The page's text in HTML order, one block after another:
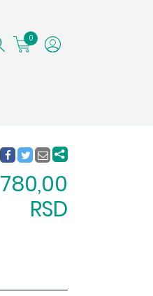
0
780,00
RSD